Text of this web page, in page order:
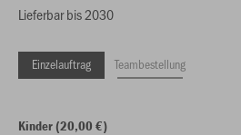
Lieferbar bis 2030
Einzelauftrag Teambestellung
Kinder (20,00 €)